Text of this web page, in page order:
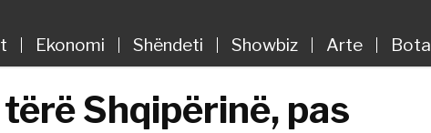
Ekonomi Shëndeti Showbiz Arte Bota
Shqipërinë, pas